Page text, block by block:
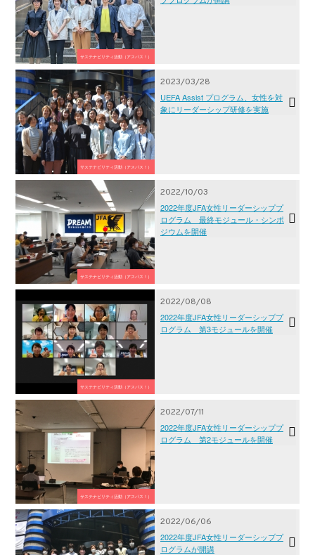
サステナビリティ活動（アスパス！）
サステナビリティ活動（アスパス！）
2023/03/28
UEFA Assist プログラム、女性を対
象にリーダーシップ研修を実施
サステナビリティ活動（アスパス！）
2022/10/03
2022年度JFA女性リーダーシッププ
ログラム 最終モジュール・シンポ
ジウムを開催
サステナビリティ活動（アスパス！）
2022/08/08
2022年度JFA女性リーダーシッププ
ログラム 第3モジュールを開催
サステナビリティ活動（アスパス！）
2022/07/11
2022年度JFA女性リーダーシッププ
ログラム 第2モジュールを開催
2022/06/06
2022年度JFA女性リーダーシッププ
ログラムが開講